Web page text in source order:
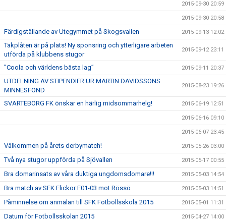
2015-09-30 20:59
2015-09-30 20:58
Färdigställande av Utegymmet på Skogsvallen 2015-09-13 12:02
Takplåten är på plats! Ny sponsring och ytterligare arbeten
utförda på klubbens stugor
2015-09-12 23:11
”Coola och världens bästa lag” 2015-09-11 20:37
UTDELNING AV STIPENDIER UR MARTIN DAVIDSSONS
MINNESFOND
2015-08-23 19:26
SVARTEBORG FK önskar en härlig midsommarhelg! 2015-06-19 12:51
2015-06-16 09:10
2015-06-07 23:45
Välkommen på årets derbymatch! 2015-05-26 03:00
Två nya stugor uppförda på Sjövallen 2015-05-17 00:55
Bra domarinsats av våra duktiga ungdomsdomare!!! 2015-05-03 14:54
Bra match av SFK Flickor F01-03 mot Rössö 2015-05-03 14:51
Påminnelse om anmälan till SFK Fotbollsskola 2015 2015-05-01 11:31
Datum för Fotbollsskolan 2015 2015-04-27 14:00